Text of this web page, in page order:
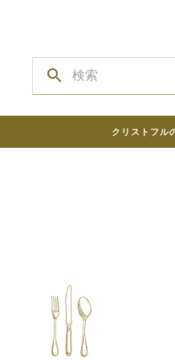
クリストフル